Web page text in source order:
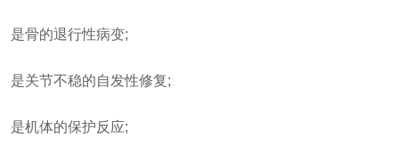
是骨的退行性病变;
是关节不稳的自发性修复;
是机体的保护反应;